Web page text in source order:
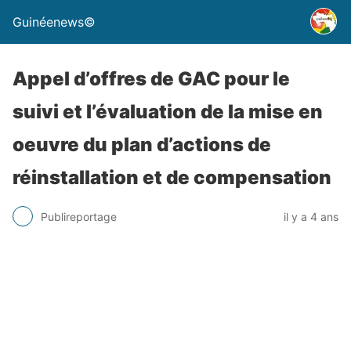
Guinéenews©
Appel d’offres de GAC pour le
suivi et l’évaluation de la mise en
oeuvre du plan d’actions de
réinstallation et de compensation
Publireportage il y a 4 ans